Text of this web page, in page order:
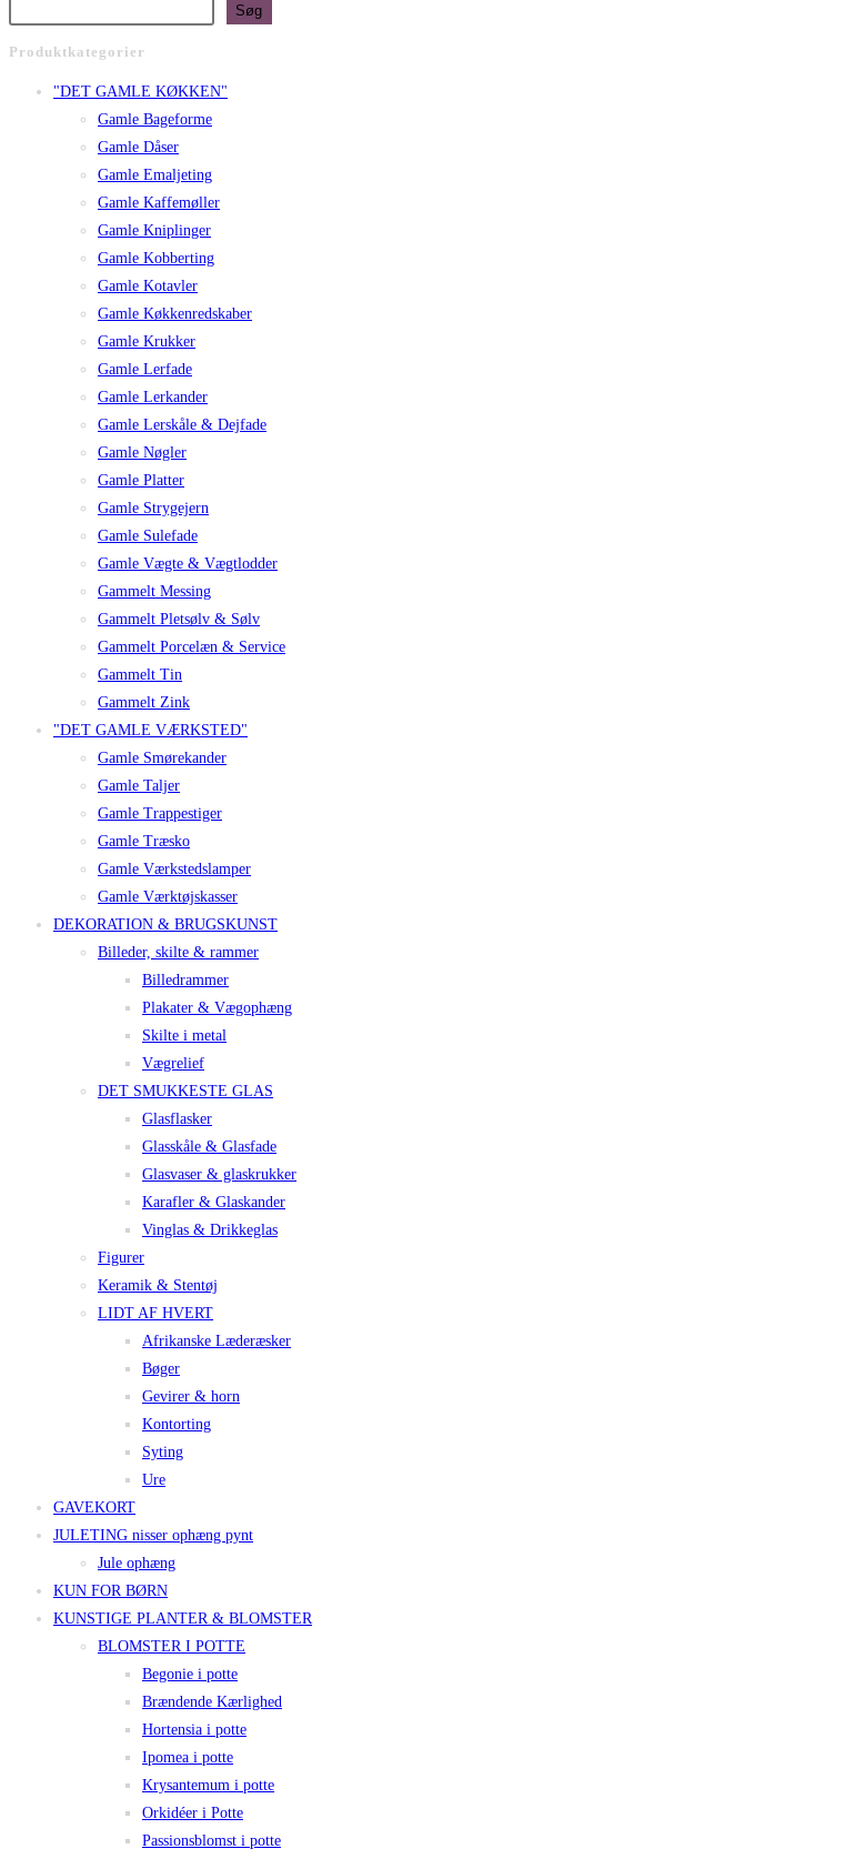
Søg
Produktkategorier
"DET GAMLE KØKKEN"
Gamle Bageforme
Gamle Dåser
Gamle Emaljeting
Gamle Kaffemøller
Gamle Kniplinger
Gamle Kobberting
Gamle Kotavler
Gamle Køkkenredskaber
Gamle Krukker
Gamle Lerfade
Gamle Lerkander
Gamle Lerskåle & Dejfade
Gamle Nøgler
Gamle Platter
Gamle Strygejern
Gamle Sulefade
Gamle Vægte & Vægtlodder
Gammelt Messing
Gammelt Pletsølv & Sølv
Gammelt Porcelæn & Service
Gammelt Tin
Gammelt Zink
"DET GAMLE VÆRKSTED"
Gamle Smørekander
Gamle Taljer
Gamle Trappestiger
Gamle Træsko
Gamle Værkstedslamper
Gamle Værktøjskasser
DEKORATION & BRUGSKUNST
Billeder, skilte & rammer
Billedrammer
Plakater & Vægophæng
Skilte i metal
Vægrelief
DET SMUKKESTE GLAS
Glasflasker
Glasskåle & Glasfade
Glasvaser & glaskrukker
Karafler & Glaskander
Vinglas & Drikkeglas
Figurer
Keramik & Stentøj
LIDT AF HVERT
Afrikanske Læderæsker
Bøger
Gevirer & horn
Kontorting
Syting
Ure
GAVEKORT
JULETING nisser ophæng pynt
Jule ophæng
KUN FOR BØRN
KUNSTIGE PLANTER & BLOMSTER
BLOMSTER I POTTE
Begonie i potte
Brændende Kærlighed
Hortensia i potte
Ipomea i potte
Krysantemum i potte
Orkidéer i Potte
Passionsblomst i potte